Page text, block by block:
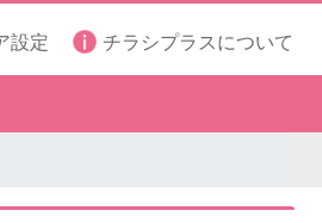
設定 チラシプラスについて